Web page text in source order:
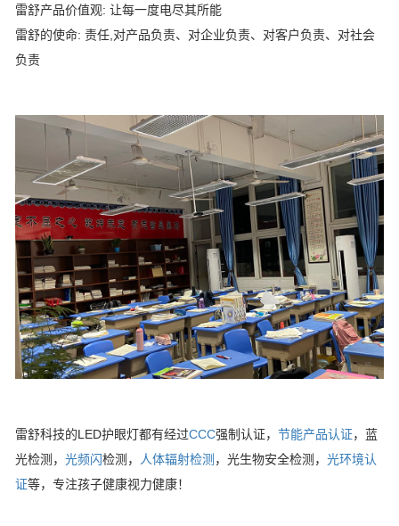
雷舒产品价值观: 让每一度电尽其所能
雷舒的使命: 责任,对产品负责、对企业负责、对客户负责、对社会
负责
雷舒科技的LED护眼灯都有经过CCC强制认证， 节能产品认证，蓝
光检测， 光频闪检测， 人体辐射检测 ，光生物安全检测， 光环境认
证等，专注孩子健康视力健康！